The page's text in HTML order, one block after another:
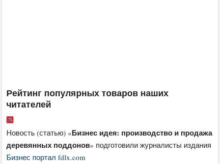
Рейтинг популярных товаров наших
читателей
Новость (статью) «Бизнес идея: производство и продажа
деревянных поддонов» подготовили журналисты издания
Бизнес портал fdlx.com